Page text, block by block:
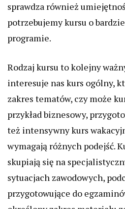
sprawdza również
potrzebujemy kursu o
programie.
Rodzaj kursu to kolejny
interesuje nas kurs ogólny,
zakres tematów, czy może
przykład biznesowy,
też intensywny kurs
wymagają różnych podejść.
skupiają się na
sytuacjach zawodowych,
przygotowujące do